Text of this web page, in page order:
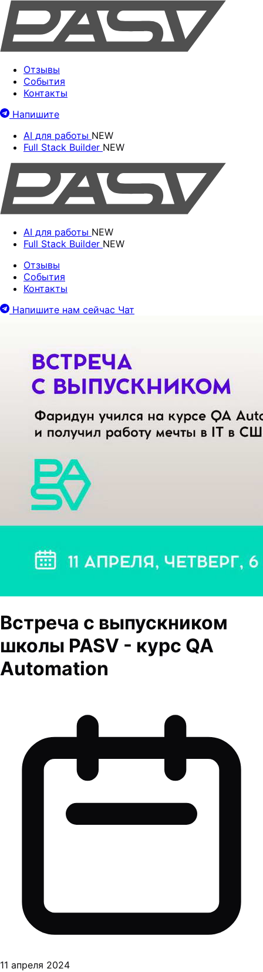
Отзывы
События
Контакты
Напишите
AI для работы NEW
Full Stack Builder NEW
AI для работы NEW
Full Stack Builder NEW
Отзывы
События
Контакты
Напишите нам сейчас Чат
Встреча с выпускником
школы PASV - курс QA
Automation
11 апреля 2024